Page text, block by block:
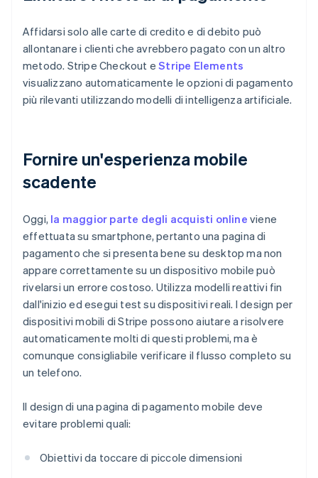
Affidarsi solo alle carte di credito e di debito può
allontanare i clienti che avrebbero pagato con un altro
metodo. Stripe Checkout eStripe Elements
visualizzano automaticamente le opzioni di pagamento
più rilevanti utilizzando modelli di intelligenza artificiale.
Fornire un'esperienza mobile
scadente
Oggi, la maggior parte degli acquisti online viene
effettuata su smartphone, pertanto una pagina di
pagamento che si presenta bene su desktop ma non
appare correttamente su un dispositivo mobile può
rivelarsi un errore costoso. Utilizza modelli reattivi fin
dall'inizio ed esegui test su dispositivi reali. I design per
dispositivi mobili di Stripe possono aiutare a risolvere
automaticamente molti di questi problemi, ma è
comunque consigliabile verificare il flusso completo su
un telefono.
Il design di una pagina di pagamento mobile deve
evitare problemi quali:
Obiettivi da toccare di piccole dimensioni